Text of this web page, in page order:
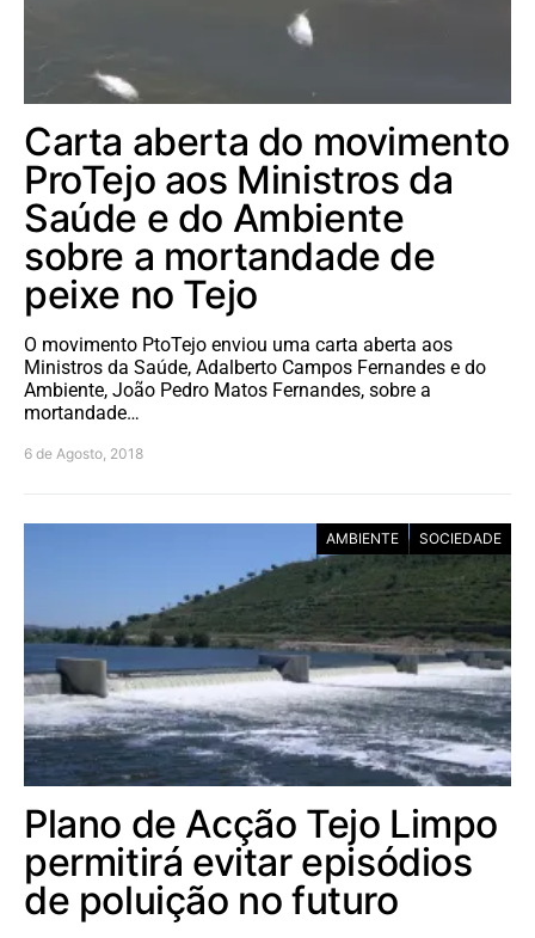
Carta aberta do movimento
ProTejo aos Ministros da
Saúde e do Ambiente
sobre a mortandade de
peixe no Tejo
O movimento PtoTejo enviou uma carta aberta aos
Ministros da Saúde, Adalberto Campos Fernandes e do
Ambiente, João Pedro Matos Fernandes, sobre a
mortandade…
6 de Agosto, 2018
AMBIENTE SOCIEDADE
Plano de Acção Tejo Limpo
permitirá evitar episódios
de poluição no futuro